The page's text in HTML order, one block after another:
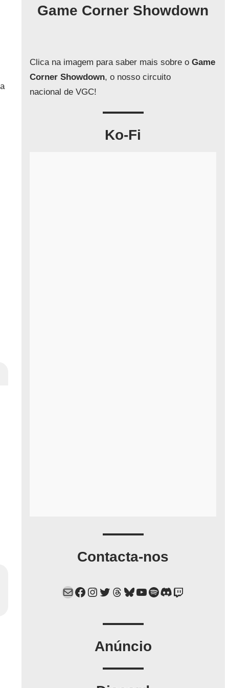
Game Corner Showdown
Clica na imagem para saber mais sobre oGame
Corner Showdown, o nosso circuito
nacional de VGC!
Ko-Fi
Contacta-nos
Mail Facebook Instagram Twitter Threads Bluesky YouTube Spotify Discord Twitch
Anúncio